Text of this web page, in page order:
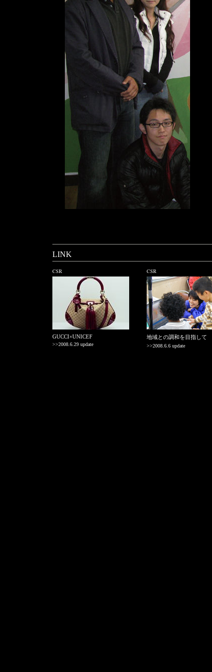
LINK
CSR
GUCCI×UNICEF
>>2008.6.29 update
CSR
地域との調和を目指して
>>2008.6.6 update